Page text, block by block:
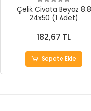
Çelik Civata Beyaz 8.8
24x50 (1 Adet)
182,67 TL
Sepete Ekle